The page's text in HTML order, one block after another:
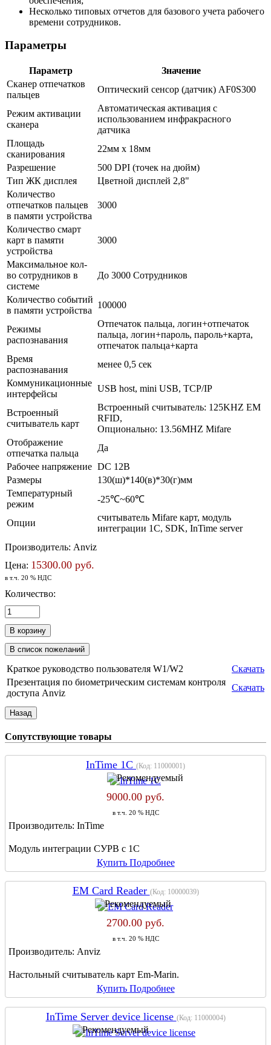
Несколько типовых отчетов для базового учета рабочего
времени сотрудников.
Параметры
Параметр
Значение
Сканер отпечатков
пальцев
Оптический сенсор (датчик) AF0S300
Режим активации
сканера
Автоматическая активация с
использованием инфракрасного
датчика
Площадь
сканирования
22мм х 18мм
Разрешение
500 DPI (точек на дюйм)
Тип ЖК дисплея
Цветной дисплей 2,8"
Количество
отпечатков пальцев
в памяти устройства
3000
Количество смарт
карт в памяти
устройства
3000
Максимальное кол-
во сотрудников в
системе
До 3000 Сотрудников
Количество событий
в памяти устройства
100000
Режимы
распознавания
Отпечаток пальца, логин+отпечаток
пальца, логин+пароль, пароль+карта,
отпечаток пальца+карта
Время
распознавания
менее 0,5 сек
Коммуникационные
интерфейсы
USB host, mini USB, TCP/IP
Встроенный
считыватель карт
Встроенный считыватель: 125KHZ EM
RFID,
Опционально: 13.56MHZ Mifare
Отображение
отпечатка пальца
Да
Рабочее напряжение DC 12В
Размеры
130(ш)*140(в)*30(г)мм
Температурный
режим
-25℃~60℃
Опции
считыватель Mifare карт, модуль
интеграции 1С, SDK, InTime server
Производитель: Anviz
Цена: 15300.00 руб.
в т.ч. 20 % НДС
Количество:
Краткое руководство пользователя W1/W2
Скачать
Презентация по биометрическим системам контроля
доступа Anviz
Скачать
Сопутствующие товары
InTime 1С (Код: 11000001)
9000.00 руб.
в т.ч. 20 % НДС
Производитель: InTime
Модуль интеграции СУРВ с 1C
Купить Подробнее
EM Card Reader (Код: 10000039)
2700.00 руб.
в т.ч. 20 % НДС
Производитель: Anviz
Настольный считыватель карт Em-Marin.
Купить Подробнее
InTime Server device license (Код: 11000004)